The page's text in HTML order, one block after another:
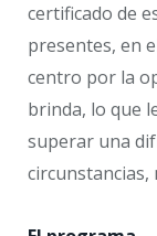
certificado de
presentes, en
centro por la
brinda, lo que
superar una
circunstancias,